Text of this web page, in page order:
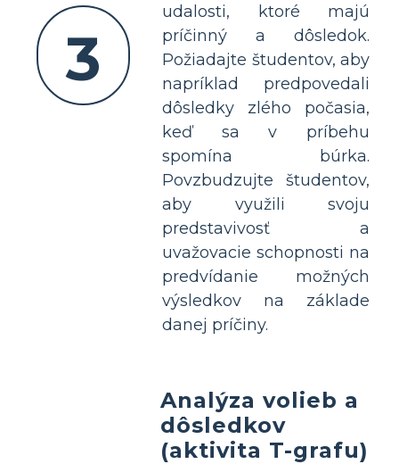
3
udalosti, ktoré majú
príčinný a dôsledok.
Požiadajte študentov, aby
napríklad predpovedali
dôsledky zlého počasia,
keď sa v príbehu
spomína búrka.
Povzbudzujte študentov,
aby využili svoju
predstavivosť a
uvažovacie schopnosti na
predvídanie možných
výsledkov na základe
danej príčiny.
Analýza volieb a
dôsledkov
(aktivita T-grafu)